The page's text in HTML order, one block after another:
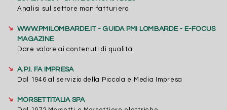
Analisi sul settore manifatturiero
➔
WWW.PMILOMBARDE.IT - GUIDA PMI LOMBARDE - E-FOCUS
MAGAZINE
Dare valore ai contenuti di qualità
➔
A.P.I. FA IMPRESA
Dal 1946 al servizio della Piccola e Media Impresa
➔
MORSETTITALIA SPA